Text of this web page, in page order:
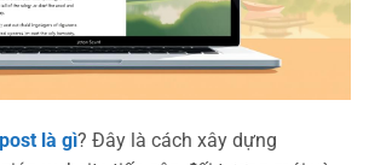
là gì? Đây là cách xây dựng